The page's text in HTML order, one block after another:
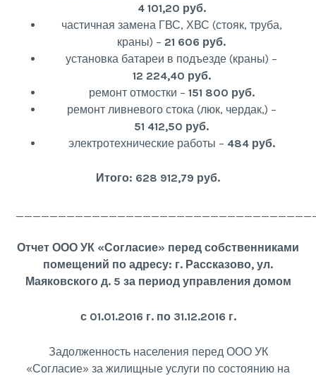
4 101,20 руб.
частичная замена ГВС, ХВС (стояк, труба,
краны) – 21 606 руб.
установка батареи в подъезде (краны) –
12 224,40 руб.
ремонт отмостки – 151 800 руб.
ремонт ливневого стока (люк, чердак,) –
51 412,50 руб.
электротехнические работы – 484 руб.
Итого: 628 912,79 руб.
Отчет ООО УК «Согласие» перед собственниками
помещений по адресу: г. Рассказово, ул.
Маяковского д. 5 за период управления домом
с 01.01.2016 г. по 31.12.2016 г.
Задолженность населения перед ООО УК
«Согласие» за жилищные услуги по состоянию на